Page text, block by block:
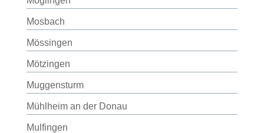
Mosbach
Mössingen
Mötzingen
Muggensturm
Mühlheim an der Donau
Mulfingen